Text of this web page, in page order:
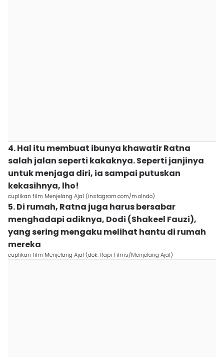
4. Hal itu membuat ibunya khawatir Ratna
salah jalan seperti kakaknya. Seperti janjinya
untuk menjaga diri, ia sampai putuskan
kekasihnya, lho!
cuplikan film Menjelang Ajal (instagram.com/m.olndo)
5. Di rumah, Ratna juga harus bersabar
menghadapi adiknya, Dodi (Shakeel Fauzi),
yang sering mengaku melihat hantu di rumah
mereka
cuplikan film Menjelang Ajal (dok. Rapi Films/Menjelang Ajal)